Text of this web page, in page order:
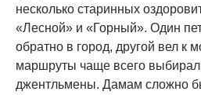
несколько старинных
«Лесной» и «Горный». Один
обратно в город, другой вел к
маршруты чаще всего
джентльмены. Дамам сложно